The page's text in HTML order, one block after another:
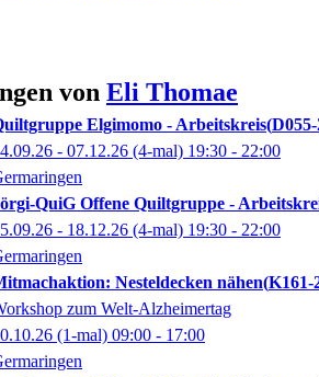
von Eli Thomae
Elgimomo - Arbeitskreis
- 07.12.26 (4-mal) 19:30 - 22:00
QuiG Offene Quiltgruppe -
- 18.12.26 (4-mal) 19:30 - 22:00
Nesteldecken nähen K161-
zum Welt-Alzheimertag
(1-mal) 09:00 - 17:00